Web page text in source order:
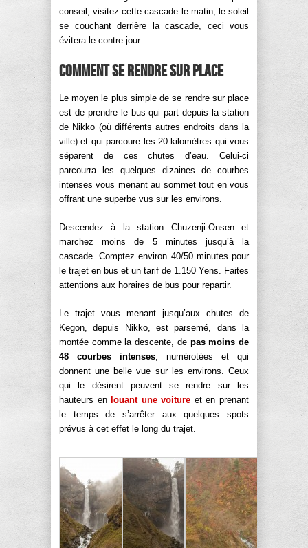
conseil, visitez cette cascade le matin, le soleil
se couchant derrière la cascade, ceci vous
évitera le contre-jour.
Comment se rendre sur place
Le moyen le plus simple de se rendre sur place
est de prendre le bus qui part depuis la station
de Nikko (où différents autres endroits dans la
ville) et qui parcoure les 20 kilomètres qui vous
séparent de ces chutes d’eau. Celui-ci
parcourra les quelques dizaines de courbes
intenses vous menant au sommet tout en vous
offrant une superbe vus sur les environs.
Descendez à la station Chuzenji-Onsen et
marchez moins de 5 minutes jusqu’à la
cascade. Comptez environ 40/50 minutes pour
le trajet en bus et un tarif de 1.150 Yens. Faites
attentions aux horaires de bus pour repartir.
Le trajet vous menant jusqu’aux chutes de
Kegon, depuis Nikko, est parsemé, dans la
montée comme la descente, de pas moins de
48 courbes intenses, numérotées et qui
donnent une belle vue sur les environs. Ceux
qui le désirent peuvent se rendre sur les
hauteurs en louant une voiture et en prenant
le temps de s’arrêter aux quelques spots
prévus à cet effet le long du trajet.